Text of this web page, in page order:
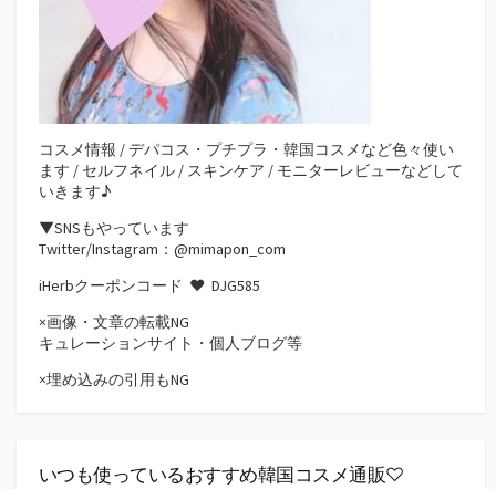
コスメ情報 / デパコス・プチプラ・韓国コスメなど色々使い
ます / セルフネイル / スキンケア / モニターレビューなどして
いきます♪
▼SNSもやっています
Twitter/Instagram：@mimapon_com
iHerbクーポンコード ♥ DJG585
×画像・文章の転載NG
キュレーションサイト・個人ブログ等
×埋め込みの引用もNG
いつも使っているおすすめ韓国コスメ通販♡